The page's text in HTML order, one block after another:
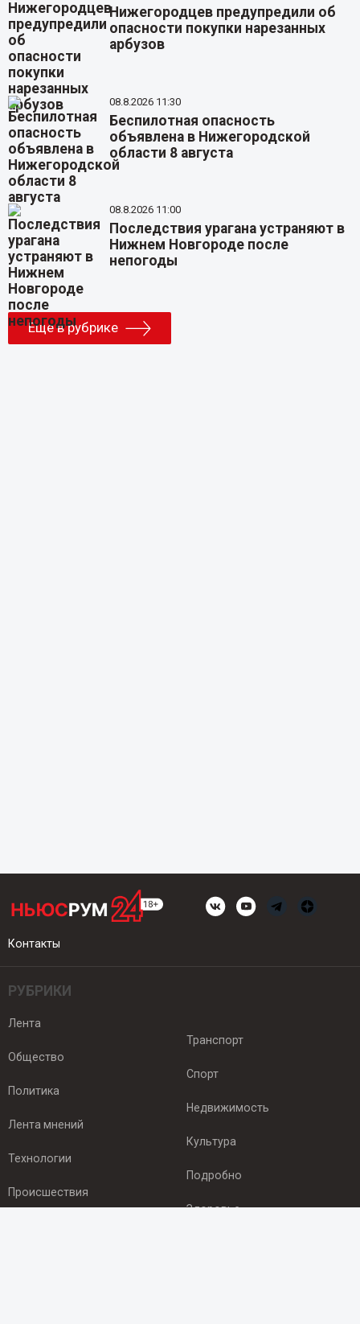
Нижегородцев предупредили об
опасности покупки нарезанных
арбузов
08.8.2026 11:30
Беспилотная опасность
объявлена в Нижегородской
области 8 августа
08.8.2026 11:00
Последствия урагана устраняют в
Нижнем Новгороде после
непогоды
Еще в рубрике
Контакты
РУБРИКИ
Лента
Общество
Политика
Лента мнений
Технологии
Происшествия
Транспорт
Спорт
Недвижимость
Культура
Подробно
Здоровье